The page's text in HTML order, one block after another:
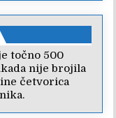
točno 500
nije brojila
četvorica